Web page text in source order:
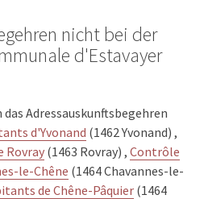
nicht bei der
d'Estavayer
Adressauskunftsbegehren
d'Yvonand (1462 Yvonand) ,
Rovray (1463 Rovray) ,Contrôle
le-Chêne (1464 Chavannes-le-
de Chêne-Pâquier (1464